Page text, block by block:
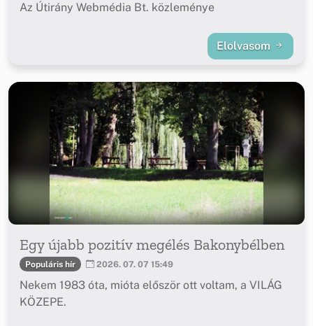
Az Útirány Webmédia Bt. közleménye
Elolvasom
Egy újabb pozitív megélés Bakonybélben
Populáris hír 2026. 07. 07 15:49
Nekem 1983 óta, mióta először ott voltam, a VILÁG
KÖZEPE.